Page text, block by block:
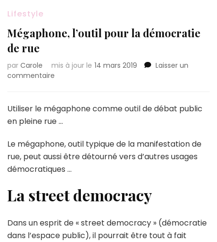
Lifestyle
Mégaphone, l’outil pour la démocratie
de rue
par Carole mis à jour le 14 mars 2019
Laisser un
commentaire
pour
la
démocratie
rue
Utiliser le mégaphone comme outil de débat public
en pleine rue …
Le mégaphone, outil typique de la manifestation de
rue, peut aussi être détourné vers d’autres usages
démocratiques …
La street democracy
Dans un esprit de « street democracy » (démocratie
dans l’espace public), il pourrait être tout à fait